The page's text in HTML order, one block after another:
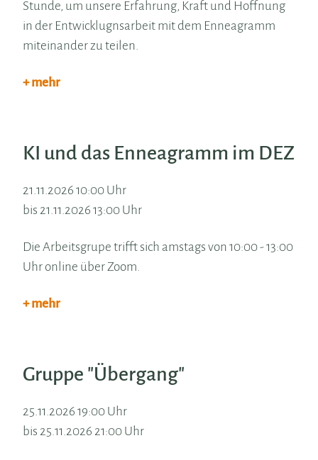
Stunde, um unsere Erfahrung, Kraft und Hoffnung
in der Entwicklugnsarbeit mit dem Enneagramm
miteinander zu teilen.
+ mehr
KI und das Enneagramm im DEZ
21.11.2026 10:00 Uhr
bis 21.11.2026 13:00 Uhr
Die Arbeitsgrupe trifft sich amstags von 10:00 - 13:00
Uhr online über Zoom.
+ mehr
Gruppe "Übergang"
25.11.2026 19:00 Uhr
bis 25.11.2026 21:00 Uhr